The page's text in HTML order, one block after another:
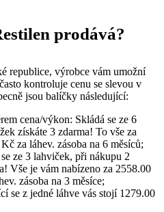
prodává?
republice, výrobce vám umožní
kontroluje cenu se slevou v
jsou balíčky následující:
cena/výkon: Skládá se ze 6
získáte 3 zdarma! To vše za
za láhev. zásoba na 6 měsíců;
ze 3 lahviček, při nákupu 2
Vše je vám nabízeno za 2558.00
zásoba na 3 měsíce;
se z jedné láhve vás stojí 1279.00